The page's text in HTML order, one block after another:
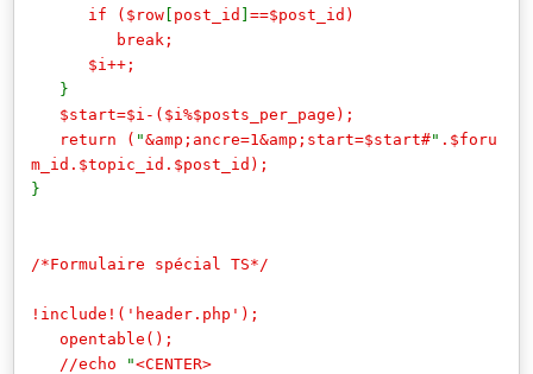
if ($row [ post_id ]==$post_id)
break;
$i++;
}
$start=$i-($i%$posts_per_page);
return ( "&amp;ancre=1&amp;start=$start#" .$foru
m_id.$topic_id.$post_id);
}
/*Formulaire spécial TS*/
!include!('header.php');
opentable();
//echo
"<CENTER>